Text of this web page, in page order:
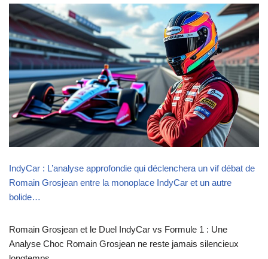
IndyCar : L’analyse approfondie qui déclenchera un vif débat de
Romain Grosjean entre la monoplace IndyCar et un autre
bolide…
Romain Grosjean et le Duel IndyCar vs Formule 1 : Une
Analyse Choc Romain Grosjean ne reste jamais silencieux